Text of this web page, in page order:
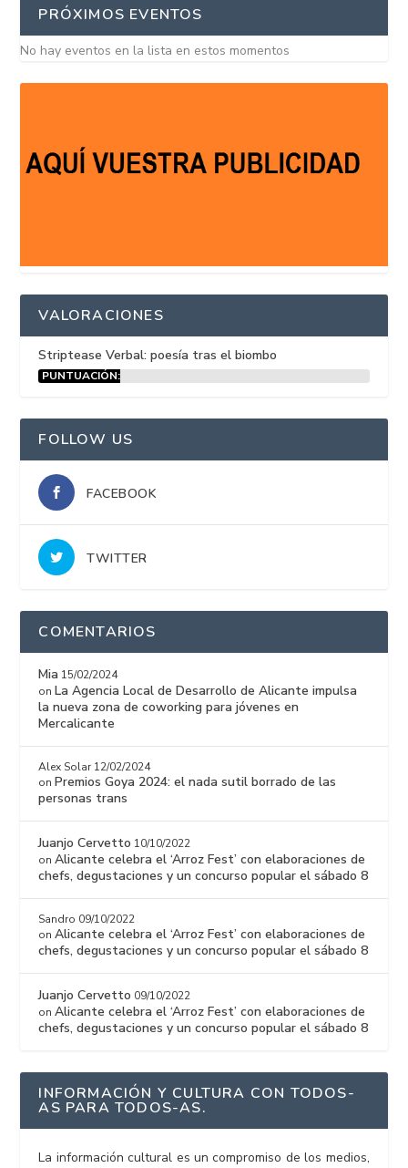
PRÓXIMOS EVENTOS
No hay eventos en la lista en estos momentos
VALORACIONES
Striptease Verbal: poesía tras el biombo
PUNTUACIÓN:
FOLLOW US
FACEBOOK
TWITTER
COMENTARIOS
Mia 15/02/2024
onLa Agencia Local de Desarrollo de Alicante impulsa
la nueva zona de coworking para jóvenes en
Mercalicante
Alex Solar 12/02/2024
onPremios Goya 2024: el nada sutil borrado de las
personas trans
Juanjo Cervetto 10/10/2022
onAlicante celebra el ‘Arroz Fest’ con elaboraciones de
chefs, degustaciones y un concurso popular el sábado 8
Sandro 09/10/2022
onAlicante celebra el ‘Arroz Fest’ con elaboraciones de
chefs, degustaciones y un concurso popular el sábado 8
Juanjo Cervetto 09/10/2022
onAlicante celebra el ‘Arroz Fest’ con elaboraciones de
chefs, degustaciones y un concurso popular el sábado 8
INFORMACIÓN Y CULTURA CON TODOS-
AS PARA TODOS-AS.
La información cultural es un compromiso de los medios,